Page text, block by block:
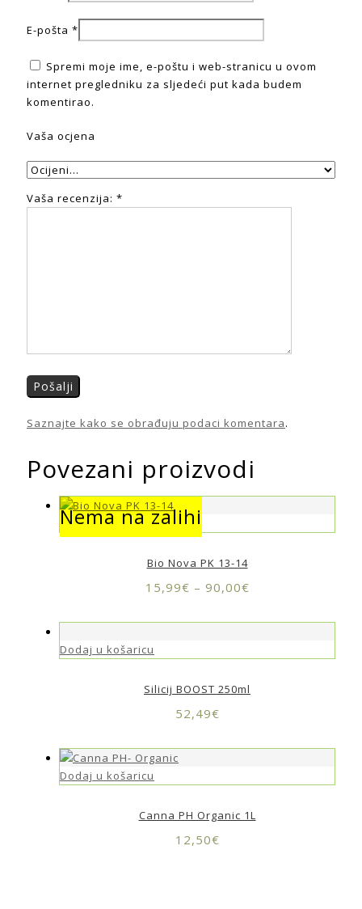
E-pošta *
Spremi moje ime, e-poštu i web-stranicu u ovom
internet pregledniku za sljedeći put kada budem
komentirao.
Vaša ocjena
Vaša recenzija: *
Saznajte kako se obrađuju podaci komentara.
Povezani proizvodi
Nema na zalihi
Nema na zalihi
Bio Nova PK 13-14
15,99€ – 90,00€
Dodaj u košaricu
Silicij BOOST 250ml
52,49€
Dodaj u košaricu
Canna PH Organic 1L
12,50€